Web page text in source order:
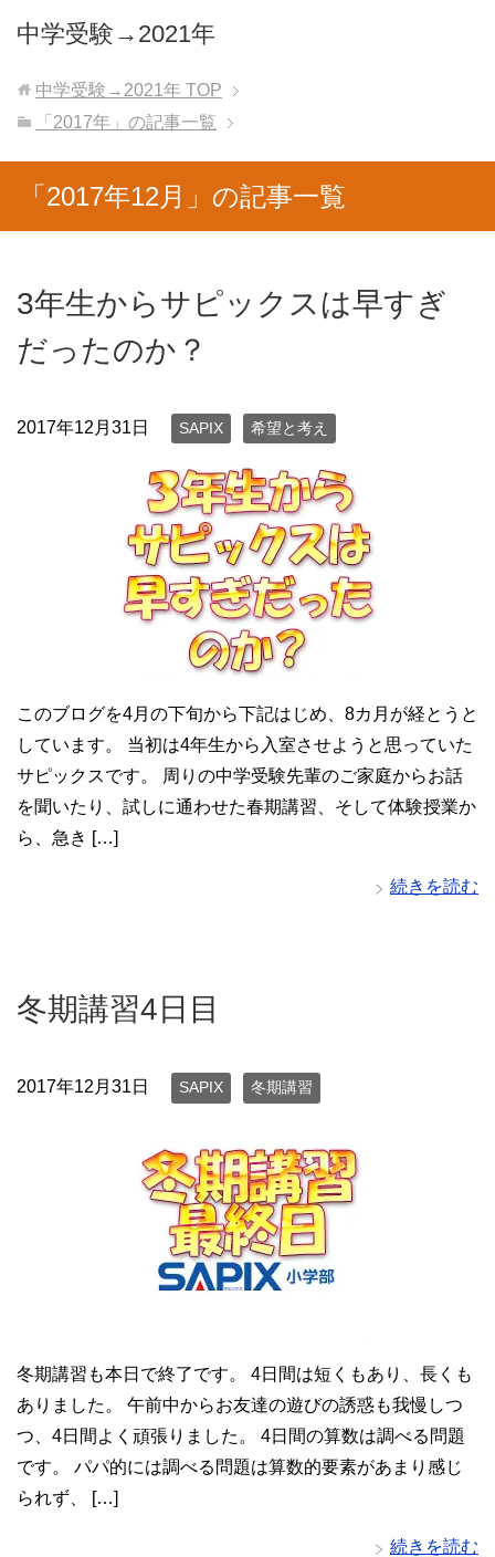
中学受験→2021年
中学受験→2021年 TOP
「2017年」の記事一覧
「2017年12月」の記事一覧
3年生からサピックスは早すぎ
だったのか？
2017年12月31日 SAPIX 希望と考え
このブログを4月の下旬から下記はじめ、8カ月が経とうと
しています。 当初は4年生から入室させようと思っていた
サピックスです。 周りの中学受験先輩のご家庭からお話
を聞いたり、試しに通わせた春期講習、そして体験授業か
ら、急き […]
続きを読む
冬期講習4日目
2017年12月31日 SAPIX 冬期講習
冬期講習も本日で終了です。 4日間は短くもあり、長くも
ありました。 午前中からお友達の遊びの誘惑も我慢しつ
つ、4日間よく頑張りました。 4日間の算数は調べる問題
です。 パパ的には調べる問題は算数的要素があまり感じ
られず、 […]
続きを読む